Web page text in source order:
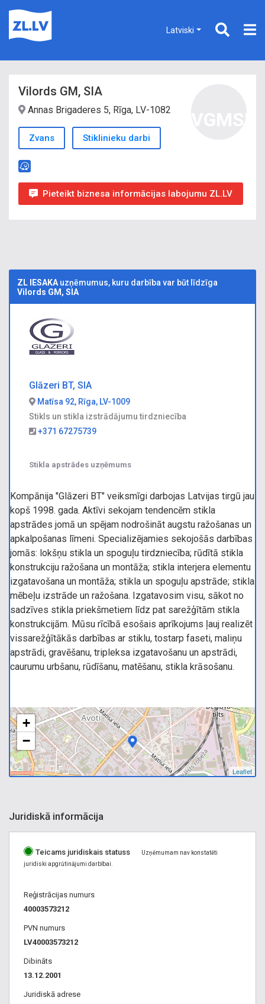
Latviski
Vilords GM, SIA
Annas Brigaderes 5, Rīga, LV-1082
Zvans Stiklinieku darbi
Pieteikt biznesa informācijas labojumu ZL.LV
ZL IESAKA uzņēmumus, kuru darbība var būt līdzīga
Vilords GM, SIA
Glāzeri BT, SIA
Matīsa 92, Rīga, LV-1009
Stikls un stikla izstrādājumu tirdzniecība
+371 67275739
Stikla apstrādes uzņēmums
Kompānija "Glāzeri BT" veiksmīgi darbojas Latvijas tirgū jau
kopš 1998. gada. Aktīvi sekojam tendencēm stikla
apstrādes jomā un spējam nodrošināt augstu ražošanas un
apkalpošanas līmeni. Specializējamies sekojošās darbības
jomās: lokšņu stikla un spoguļu tirdzniecība; rūdītā stikla
konstrukciju ražošana un montāža; stikla interjera elementu
izgatavošana un montāža; stikla un spoguļu apstrāde; stikla
mēbeļu izstrāde un ražošana. Izgatavosim visu, sākot no
sadzīves stikla priekšmetiem līdz pat sarežģītām stikla
konstrukcijām. Mūsu rīcībā esošais aprīkojums ļauj realizēt
vissarežģītākās darbības ar stiklu, tostarp faseti, maliņu
apstrādi, gravēšanu, tripleksa izgatavošanu un apstrādi,
caurumu urbšanu, rūdīšanu, matēšanu, stikla krāsošanu.
+
−
Leaflet
Juridiskā informācija
Teicams juridiskais statuss
Uzņēmumam nav konstatēti
juridiski apgrūtinājumi darbībai.
Reģistrācijas numurs
40003573212
PVN numurs
LV40003573212
Dibināts
13.12.2001
Juridiskā adrese